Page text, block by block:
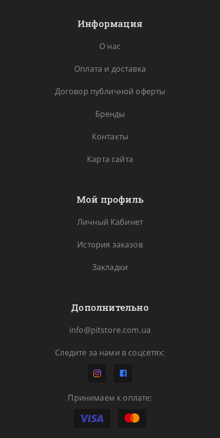
Информация
О нас
Оплата и доставка
Договор публичной оферты
Бренды
Контакты
Карта сайта
Мой профиль
Личный Кабинет
История заказов
Закладки
Дополнительно
info@pitstore.com.ua
Следите за нами в соцсетях:
Принимаем к оплате: